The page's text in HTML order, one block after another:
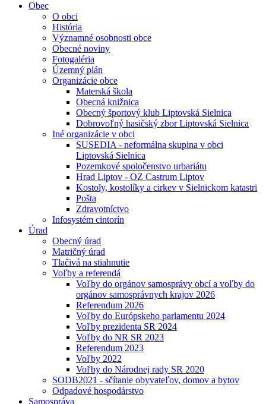
Obec
O obci
História
Významné osobnosti obce
Obecné noviny
Fotogaléria
Územný plán
Organizácie obce
Materská škola
Obecná knižnica
Obecný športový klub Liptovská Sielnica
Dobrovoľný hasičský zbor Liptovská Sielnica
Iné organizácie v obci
SUSEDIA - neformálna skupina v obci
Liptovská Sielnica
Pozemkové spoločenstvo urbariátu
Hrad Liptov - OZ Castrum Liptov
Kostoly, kostolíky a cirkev v Sielnickom katastri
Pošta
Zdravotníctvo
Infosystém cintorín
Úrad
Obecný úrad
Matričný úrad
Tlačivá na stiahnutie
Voľby a referendá
Voľby do orgánov samosprávy obcí a voľby do
orgánov samosprávnych krajov 2026
Referendum 2026
Voľby do Európskeho parlamentu 2024
Voľby prezidenta SR 2024
Voľby do NR SR 2023
Referendum 2023
Voľby 2022
Voľby do Národnej rady SR 2020
SODB2021 - sčítanie obyvateľov, domov a bytov
Odpadové hospodárstvo
Samospráva